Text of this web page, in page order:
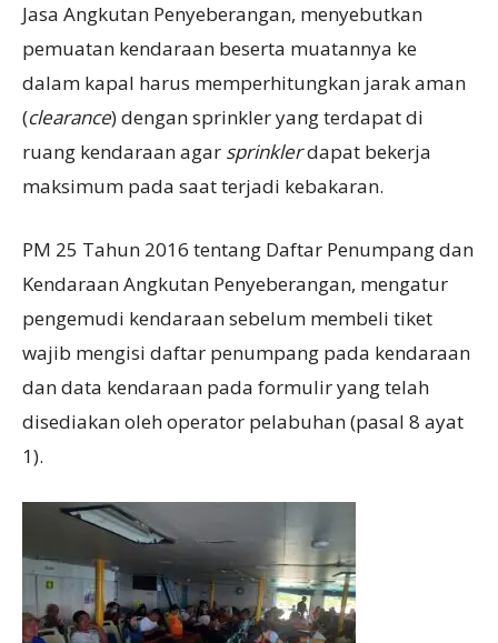
Jasa Angkutan Penyeberangan, menyebutkan
pemuatan kendaraan beserta muatannya ke
dalam kapal harus memperhitungkan jarak aman
(clearance) dengan sprinkler yang terdapat di
ruang kendaraan agar sprinklerdapat bekerja
maksimum pada saat terjadi kebakaran.
PM 25 Tahun 2016 tentang Daftar Penumpang dan
Kendaraan Angkutan Penyeberangan, mengatur
pengemudi kendaraan sebelum membeli tiket
wajib mengisi daftar penumpang pada kendaraan
dan data kendaraan pada formulir yang telah
disediakan oleh operator pelabuhan (pasal 8 ayat
1).